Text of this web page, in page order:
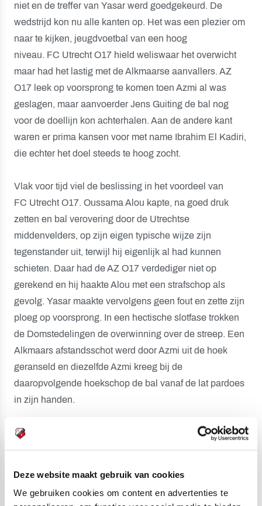
Deze website maakt gebruik van cookies
We gebruiken cookies om content en advertenties te
niet en de treffer van Yasar werd goedgekeurd. De
wedstrijd kon nu alle kanten op. Het was een plezier om
naar te kijken, jeugdvoetbal van een hoog
niveau. FC Utrecht O17 hield weliswaar het overwicht
maar had het lastig met de Alkmaarse aanvallers. AZ
O17 leek op voorsprong te komen toen Azmi al was
geslagen, maar aanvoerder Jens Guiting de bal nog
voor de doellijn kon achterhalen. Aan de andere kant
waren er prima kansen voor met name Ibrahim El Kadiri,
die echter het doel steeds te hoog zocht.
Vlak voor tijd viel de beslissing in het voordeel van
FC Utrecht O17. Oussama Alou kapte, na goed druk
zetten en bal verovering door de Utrechtse
middenvelders, op zijn eigen typische wijze zijn
tegenstander uit, terwijl hij eigenlijk al had kunnen
schieten. Daar had de AZ O17 verdediger niet op
gerekend en hij haakte Alou met een strafschop als
gevolg. Yasar maakte vervolgens geen fout en zette zijn
ploeg op voorsprong. In een hectische slotfase trokken
de Domstedelingen de overwinning over de streep. Een
Alkmaars afstandsschot werd door Azmi uit de hoek
geranseld en diezelfde Azmi kreeg bij de
daaropvolgende hoekschop de bal vanaf de lat pardoes
in zijn handen.
Jansen werd gesterkt in een eerdere uitspraak: "We
kunnen nog mooie dingen laten zien dit seizoen, zei ik
dat deden we de eerste helft vandaag niet. De ruimtes
waren te groot en AZ profiteerde daarvan. In de rust heb